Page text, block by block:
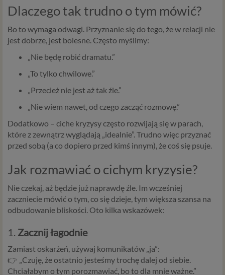
Dlaczegotaktrudnootym mówić?
Bo to wymaga odwagi. Przyznanie siędo tego, żew relacji nie
jestdobrze, jest bolesne. Często myślimy:
„Nie będę robićdramatu.”
„To tylko chwilowe.”
„Przecież nie jest ażtak źle.”
„Niewiem nawet,od czego zacząć rozmowę.”
Dodatkowo – ciche kryzysyczęsto rozwijają sięw parach,
które z zewnątrzwyglądają „idealnie”.Trudno więc przyznać
przed sobą (a co dopiero przed kimś innym), żecoś się psuje.
Jak rozmawiać ocichym kryzysie?
Nieczekaj, aż będzie już naprawdę źle. Im wcześniej
zaczniecie mówićo tym,co siędzieje,tym większa szansa na
odbudowanie bliskości. Oto kilka wskazówek:
1. Zacznijłagodnie
Zamiastoskarżeń, używaj komunikatów „ja”:
👉 „Czuję, żeostatnio jesteśmytrochędalej od siebie.
Chciałabym o tym porozmawiać, bo to dla mnieważne.”